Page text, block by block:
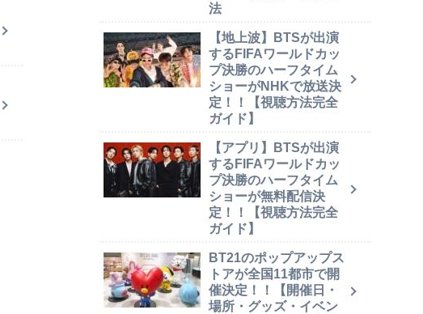
法
【地上波】BTSが出演
するFIFAワールドカッ
プ決勝のハーフタイム
ショーがNHKで放送決
定！！【視聴方法完全
ガイド】
【アプリ】BTSが出演
するFIFAワールドカッ
プ決勝のハーフタイム
ショーが無料配信決
定！！【視聴方法完全
ガイド】
BT21のポップアップス
トアが全国11都市で開
催決定！！【開催日・
場所・グッズ・イベン